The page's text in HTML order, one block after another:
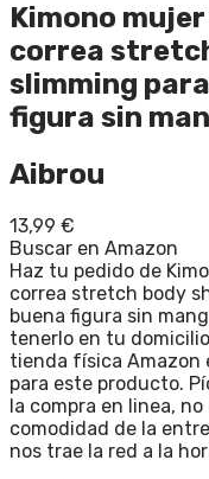
Kimono
correa
slimming
figura sin
Aibrou
13,99 €
Buscar en Amazon
Haz tu pedido de
correa stretch body
buena figura sin
tenerlo en tu
tienda física Amazon
para este producto.
la compra en linea,
comodidad de la
nos trae la red a la